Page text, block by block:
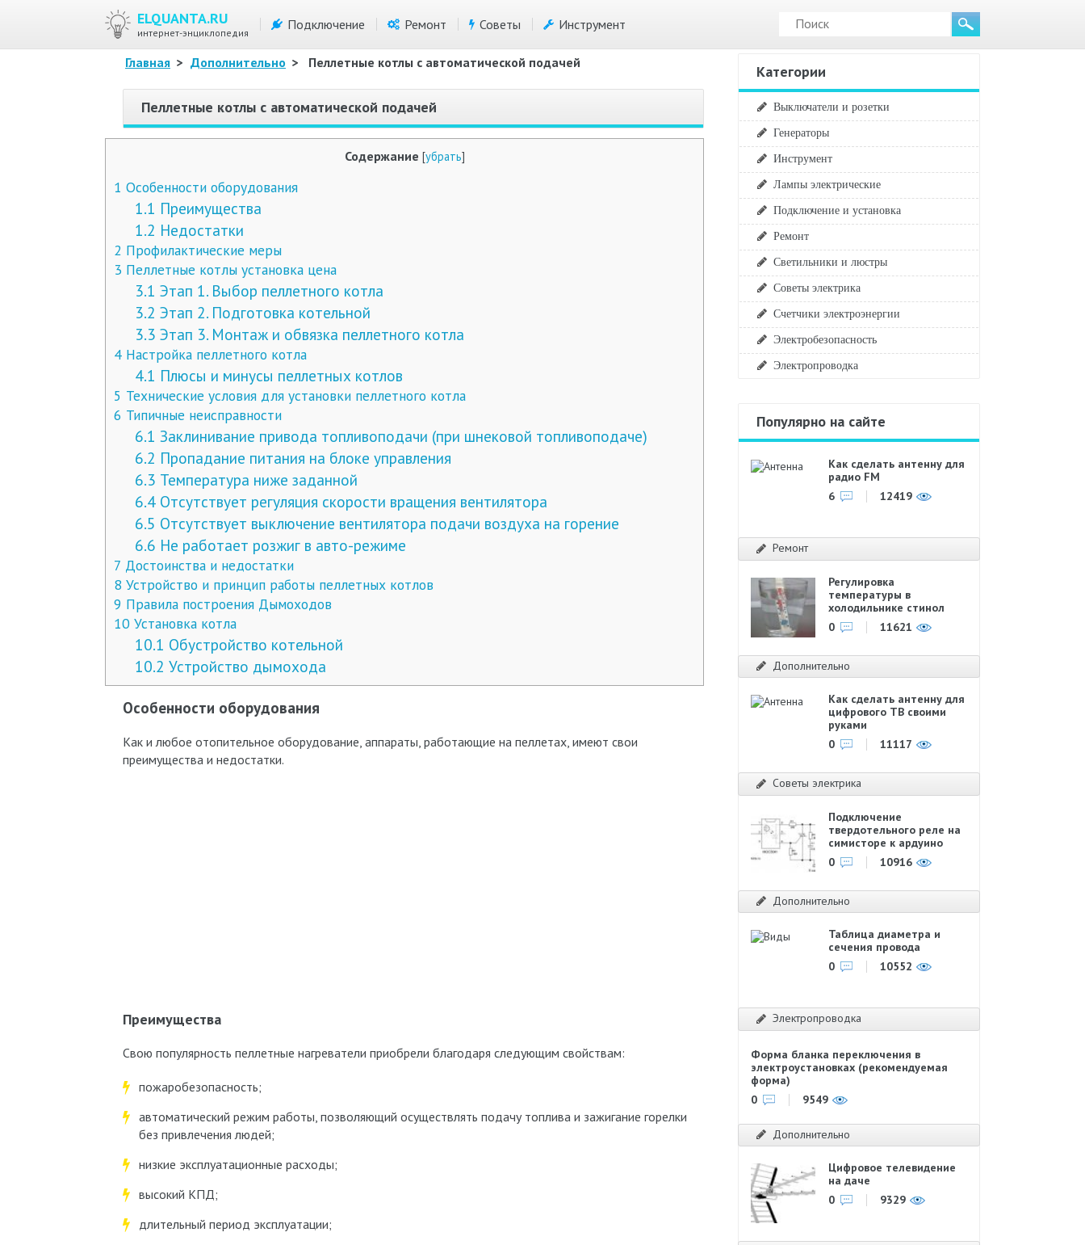
ELQUANTA.RU
интернет-энциклопедия
Подключение Ремонт Советы Инструмент
Главная > Дополнительно > Пеллетные котлы с автоматической подачей
Пеллетные котлы с автоматической подачей
Содержание [убрать]
1 Особенности оборудования
1.1 Преимущества
1.2 Недостатки
2 Профилактические меры
3 Пеллетные котлы установка цена
3.1 Этап 1. Выбор пеллетного котла
3.2 Этап 2. Подготовка котельной
3.3 Этап 3. Монтаж и обвязка пеллетного котла
4 Настройка пеллетного котла
4.1 Плюсы и минусы пеллетных котлов
5 Технические условия для установки пеллетного котла
6 Типичные неисправности
6.1 Заклинивание привода топливоподачи (при шнековой топливоподаче)
6.2 Пропадание питания на блоке управления
6.3 Температура ниже заданной
6.4 Отсутствует регуляция скорости вращения вентилятора
6.5 Отсутствует выключение вентилятора подачи воздуха на горение
6.6 Не работает розжиг в авто-режиме
7 Достоинства и недостатки
8 Устройство и принцип работы пеллетных котлов
9 Правила построения Дымоходов
10 Установка котла
10.1 Обустройство котельной
10.2 Устройство дымохода
Особенности оборудования
Как и любое отопительное оборудование, аппараты, работающие на пеллетах, имеют свои
преимущества и недостатки.
Преимущества
Свою популярность пеллетные нагреватели приобрели благодаря следующим свойствам:
пожаробезопасность;
автоматический режим работы, позволяющий осуществлять подачу топлива и зажигание горелки
без привлечения людей;
низкие эксплуатационные расходы;
высокий КПД;
длительный период эксплуатации;
Категории
Выключатели и розетки
Генераторы
Инструмент
Лампы электрические
Подключение и установка
Ремонт
Светильники и люстры
Советы электрика
Счетчики электроэнергии
Электробезопасность
Электропроводка
Популярно на сайте
Как сделать антенну для
радио FM
6
12419
Ремонт
Регулировка
температуры в
холодильнике стинол
0
11621
Дополнительно
Как сделать антенну для
цифрового ТВ своими
руками
0
11117
Советы электрика
Подключение
твердотельного реле на
симисторе к ардуино
0
10916
Дополнительно
Таблица диаметра и
сечения провода
0
10552
Электропроводка
Форма бланка переключения в
электроустановках (рекомендуемая
форма)
0
9549
Дополнительно
Цифровое телевидение
на даче
0
9329